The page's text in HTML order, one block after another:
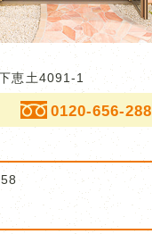
恵土4091-1
0120-656-288